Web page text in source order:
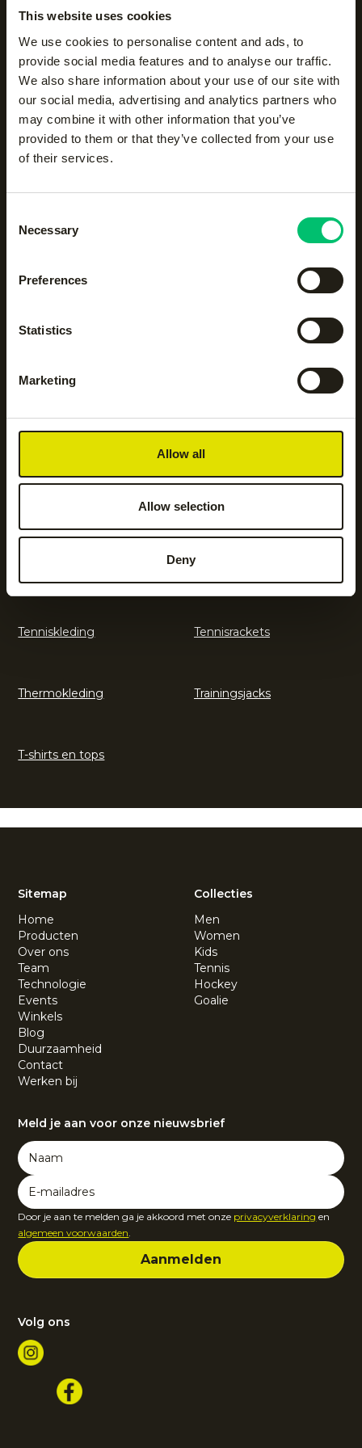
This website uses cookies
We use cookies to personalise content and ads, to
provide social media features and to analyse our traffic.
We also share information about your use of our site with
our social media, advertising and analytics partners who
may combine it with other information that you’ve
provided to them or that they’ve collected from your use
of their services.
Selection
Necessary
Preferences
Statistics
Marketing
Allow all
Allow selection
Deny
Alle categorieën op een
rijtje
Accessoires Body protection
Hoodies en sweatshirts
Kickers
Shorts
Sportondergoed
Tenniskleding Tennisrackets
Thermokleding Trainingsjacks
T-shirts en tops
Sitemap
Home
Producten
Over ons
Team
Technologie
Events
Winkels
Blog
Duurzaamheid
Contact
Werken bij
Collecties
Men
Women
Kids
Tennis
Hockey
Goalie
Meld je aan voor onze nieuwsbrief
Door je aan te melden ga je akkoord met onze privacyverklaring en
algemeen voorwaarden
Volg ons